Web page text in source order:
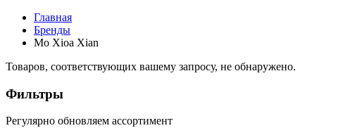
Главная
Бренды
Mo Xioa Xian
Товаров, соответствующих вашему запросу, не обнаружено.
Фильтры
Регулярно обновляем ассортимент